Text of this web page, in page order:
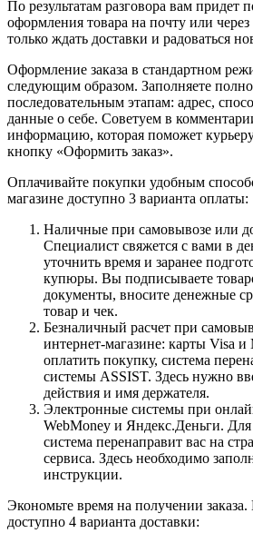
По результатам разговора вам придет
оформления товара на почту или
только ждать доставки и радоваться
Оформление заказа в стандартном
следующим образом. Заполняете
последовательным этапам: адрес,
данные о себе. Советуем в
информацию, которая поможет
кнопку «Оформить заказ».
Оплачивайте покупки удобным
магазине доступно 3 варианта оплаты:
Наличные при самовывозе или
Специалист свяжется с вами в
уточнить время и заранее
купюры. Вы подписываете
документы, вносите денежные
товар и чек.
Безналичный расчет при
интернет-магазине: карты Visa
оплатить покупку, система
системы ASSIST. Здесь нужно
действия и имя держателя.
Электронные системы при
WebMoney и Яндекс.Деньги.
система перенаправит вас на
сервиса. Здесь необходимо
инструкции.
Экономьте время на получении
доступно 4 варианта доставки: